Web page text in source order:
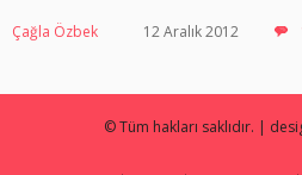
Çağla Özbek 12 Aralık 2012
© Tüm hakları saklıdır. |